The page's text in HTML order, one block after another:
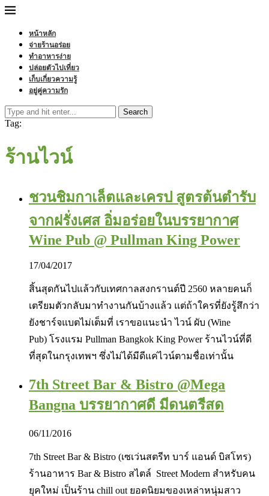
หน้าหลัก
จ่ายร้านอร่อย
ทำอาหารง่าย
ปล่อยตัวไปเที่ยว
เก็บเกี่ยวความรู้
อยู่คู่ความรัก
Search
Tag:
ร้านไวน์
ชวนชิมกาเล็ตและเครป สูตรต้นตำรับ
จากฝรั่งเศส อิ่มอร่อยในบรรยากาศ
Wine Pub @ Pullman King Power
17/04/2017
สิ้นสุดกันไปแล้วกับเทศกาลสงกรานต์ปี 2560 หลายคนก็
เตรียมตัวกลับมาทำงานกันบ้างแล้ว แต่ถ้าใครที่ยังรู้สึกว่า
ยังชาร์จแบตไม่เต็มที่ เราขอแนะนำ ไวน์ ผับ (Wine
Pub) โรงแรม Pullman Bangkok King Power ร้านไวน์ที่ดี
ที่สุดในกรุงเทพฯ ซึ่งไม่ได้มีดีแค่ไวน์ตามชื่อเท่านั้น
7th Street Bar & Bistro @Mega
Bangna บรรยากาศดี มีดนตรีสด
06/11/2016
7th Street Bar & Bistro (เซเว่นสตรีท บาร์ แอนด์ บิสโทร)
ร้านอาหาร Bar & Bistro สไตล์ Street Modern สำหรับคน
ยุคใหม่ เป็นร้าน chill out ยอดนิยมของเหล่าหนุ่มสาว